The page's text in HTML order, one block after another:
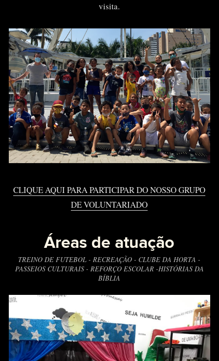
visita.
CLIQUE AQUI PARA PARTICIPAR DO NOSSO GRUPO
DE VOLUNTARIADO
Áreas de atuação
TREINO DE FUTEBOL - RECREAÇÃO - CLUBE DA HORTA -
PASSEIOS CULTURAIS - REFORÇO ESCOLAR -HISTÓRIAS DA
BÍBLIA